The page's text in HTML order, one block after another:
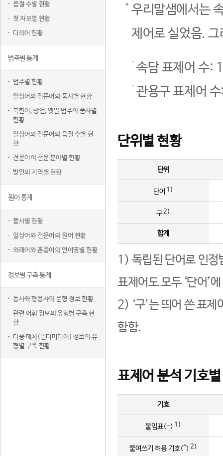
음절 수별 현황
첫 자모별 현황
다의어 현황
범주별 통계
범주별 현황
일상어와 전문어의 품사별 현황
북한어, 방언, 옛말 범주의 품사별
현황
일상어와 전문어의 음절 수별 현
황
전문어의 전문 분야별 현황
방언의 지역별 현황
원어 통계
품사별 현황
일상어와 전문어의 원어 현황
외래어와 혼종어의 언어명별 현황
정보별 구축 통계
동사와 형용사의 문형 정보 현황
관련 어휘 정보의 유형별 구축 현
황
다중 매체(멀티미디어) 정보의 유
형별 구축 현황
우리말샘에서는
제어로 실었음.
속담 표제어 수:
관용구 표제어
단위별 현황
단위
단어 1)
구2)
합계
1) 독립된 단어로 인정
표제어도 모두 ‘단어’
2) ‘구’는 띄어 쓴 표
함함.
표제어 분석 기호
기호
붙임표(-) 1)
붙여쓰기 허용 기호(^) 2)